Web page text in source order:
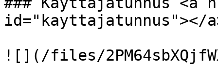
id="kayttajatunnus"></
![](/files/